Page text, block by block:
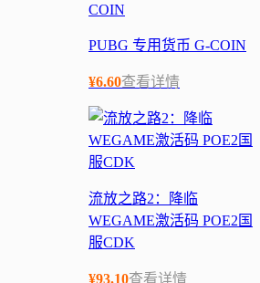
PUBG 专用货币 G-COIN
¥6.60查看详情
流放之路2：降临
WEGAME激活码 POE2国
服CDK
¥93.10查看详情